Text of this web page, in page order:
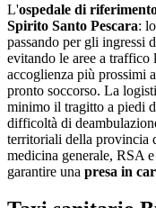
L'ospedale di
Spirito Santo Pescara:
passando per gli ingressi
evitando le aree a
accoglienza più prossimi
pronto soccorso. La
minimo il tragitto a piedi
difficoltà di
territoriali della provincia
medicina generale, RSA
garantire una presa in